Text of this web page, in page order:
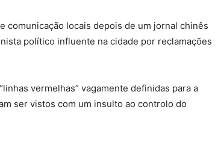
comunicação locais depois de um jornal chinês
político influente na cidade por reclamações
vermelhas” vagamente definidas para a
ser vistos com um insulto ao controlo do